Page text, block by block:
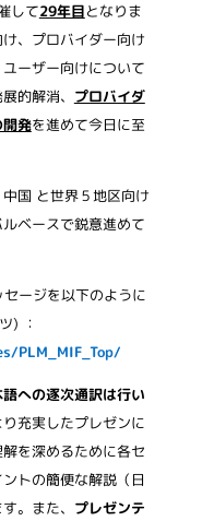
して29年目となりま
、プロバイダー向け
ーザー向けについて
的解消、 プロバイダ
発を進めて今日に至
国 と世界５地区向け
ベースで鋭意進めて
ージを以下のように
) ：
PLM_MIF_Top/
語への逐次通訳は行い
充実したプレゼンに
を深めるために各セ
トの簡便な解説（日
。また、 プレゼンテ